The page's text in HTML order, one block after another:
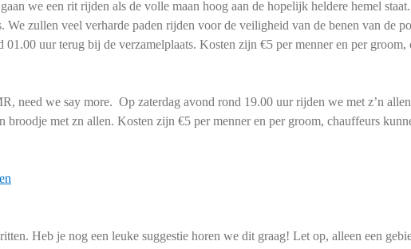
we een rit rijden als de volle maan hoog aan de hopelijk heldere hemel
zullen veel verharde paden rijden voor de veiligheid van de benen van de
uur terug bij de verzamelplaats. Kosten zijn €5 per menner en per groom,
need we say more. Op zaterdag avond rond 19.00 uur rijden we met z’n
met zn allen. Kosten zijn €5 per menner en per groom, chauffeurs
Heb je nog een leuke suggestie horen we dit graag! Let op, alleen een